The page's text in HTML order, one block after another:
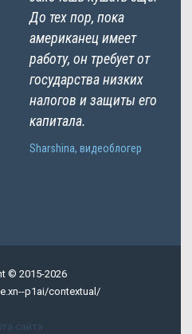
До тех пор, пока
американец имеет
работу, он требует от
государства низких
налогов и защиты его
капитала.
Sharshina, видеоблогер
© 2015-2026
p1ai/contextual/
сайта